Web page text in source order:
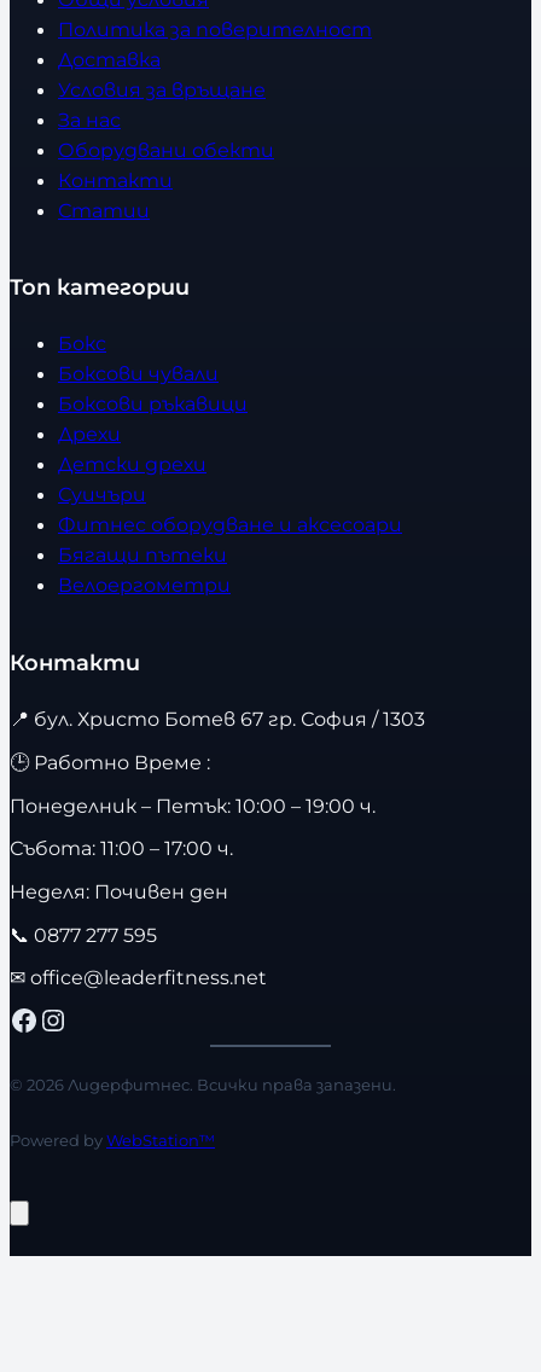
Политика за поверителност
Доставка
Условия за връщане
За нас
Оборудвани обекти
Контакти
Статии
Топ категории
Бокс
Боксови чували
Боксови ръкавици
Дрехи
Детски дрехи
Суичъри
Фитнес оборудване и аксесоари
Бягащи пътеки
Велоергометри
Контакти
📍 бул. Христо Ботев 67 гр. София / 1303
🕒 Работно Време :
Понеделник – Петък: 10:00 – 19:00 ч.
Събота: 11:00 – 17:00 ч.
Неделя: Почивен ден
📞 0877 277 595
✉ office@leaderfitness.net
Facebook Instagram
© 2026 Лидерфитнес. Всички права запазени.
Powered byWebStation™